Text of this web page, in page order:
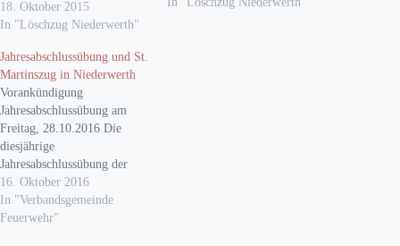
Aufstellung des Zuges vor
dem Feuerwehrgerätehaus
Umzug beginnt um 18.00
Uhr. Folgender Zugweg ist
vorgesehen: Am Stiel,
Stillshöhe, Landrat-Jost-
Straße, In der Burg,
Rheinstraße, Schlossstraße,
Hochstraße,…
18. Oktober 2015
In "Löschzug Niederwerth"
Jahresabschlussübung und St.
Martinszug in Niederwerth
Vorankündigung
Jahresabschlussübung am
Freitag, 28.10.2016 Die
diesjährige
Jahresabschlussübung der
Freiwilligen Feuerwehr
Niederwerth findet am
Freitag, 28.10.2016 um
16. Oktober 2016
In "Verbandsgemeinde
Feuerwehr"